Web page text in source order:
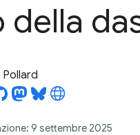
della
Pollard
9 settembre 2025